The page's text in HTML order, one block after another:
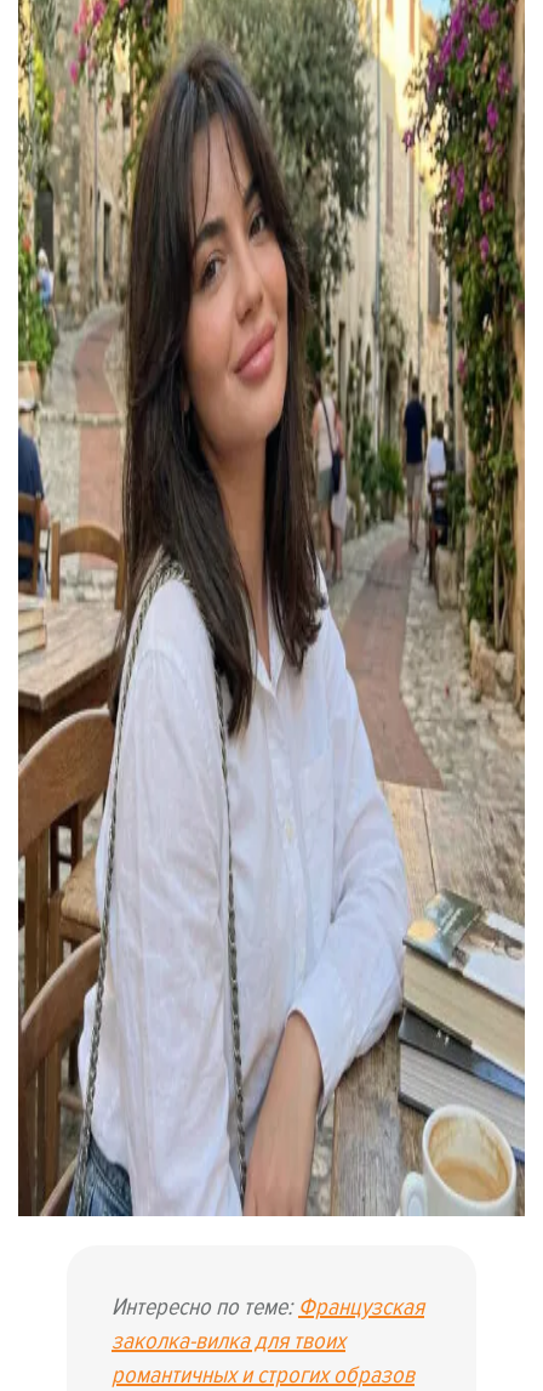
Интересно по теме: Французская
заколка-вилка для твоих
романтичных и строгих образов
Имя пользователя:
Номер карты лояльности:
Бонусов на счету:
Кэшбек-бонусов на счету:
ВЕРНУТЬСЯ К БЛОГУ
ВОЙТИ С ПОМОЩЬЮ СМС
ВОЙТИ С ПОМОЩЬЮ ЗВОНКА
Желаю перечислить:
100
ВЕРНУТЬСЯ ПЕРЕЧИСЛИТЬ
ВЕРНУТЬСЯ